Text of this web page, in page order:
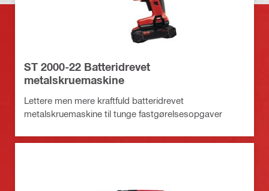
ST 2000-22 Batteridrevet
metalskruemaskine
Lettere men mere kraftfuld batteridrevet
metalskruemaskine til tunge fastgørelsesopgaver